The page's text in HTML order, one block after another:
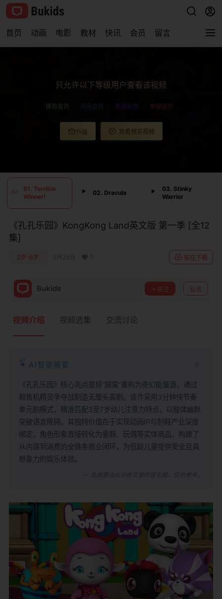
首页 动画 电影 教材 快讯 会员 留言
只允许以下等级用户查看该视频
体验会员 月度会员 季度会员 年度会员
升级 观看预览视频
01. Terrible
Winner!
02. Dracula
03. Stinky
Warrior
《孔孔乐园》KongKong Land英文版 第一季 [全12
集]
2岁-6岁 5月28日 前往下载
Bukids 关注 私信
视频介绍 视频选集 交流讨论
AI智能摘要
《孔孔乐园》核心亮点是将“脚臭”重构为奇幻能量源，通过
鞋售机精灵争夺战制造无厘头喜剧。该作采用3分钟快节奏
单元剧模式，精准匹配3至7岁幼儿注意力特点，以肢体幽默
突破语言障碍。其独特价值在于实现动画IP与制鞋产业深度
绑定，角色形象直接转化为童鞋、玩偶等实体商品，构建了
从内容到消费的全链条商业闭环，为低龄儿童提供安全且具
想象力的娱乐体验。